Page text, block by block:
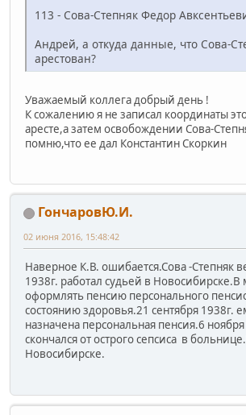
113 - Сова-Степняк Федор
Андрей, а откуда данные, что Сова-
арестован?
Уважаемый коллега добрый день !
К сожалению я не записал координаты
аресте,а затем освобождении Сова-
помню,что ее дал Константин Скоркин
ГончаровЮ.И.
02 июня 2016, 15:48:42
Наверное К.В. ошибается.Сова -Степняк
1938г. работал судьей в Новосибирске.В
оформлять пенсию персонального
состоянию здоровья.21 сентября 1938г.
назначена персональная пенсия.6
скончался от острого сепсиса в
Новосибирске.